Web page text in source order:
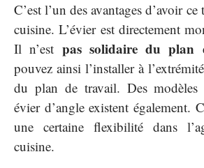
C’est l’un des avantages d’avoir
cuisine. L’évier est directement
Il n’est pas solidaire du plan
pouvez ainsi l’installer à
du plan de travail. Des modèles
évier d’angle existent également.
une certaine flexibilité dans
cuisine.